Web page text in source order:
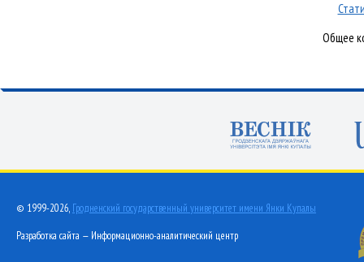
Общее
© 1999-2026, Гродненский государственный университет имени Янки Купалы
Разработка сайта — Информационно-аналитический центр